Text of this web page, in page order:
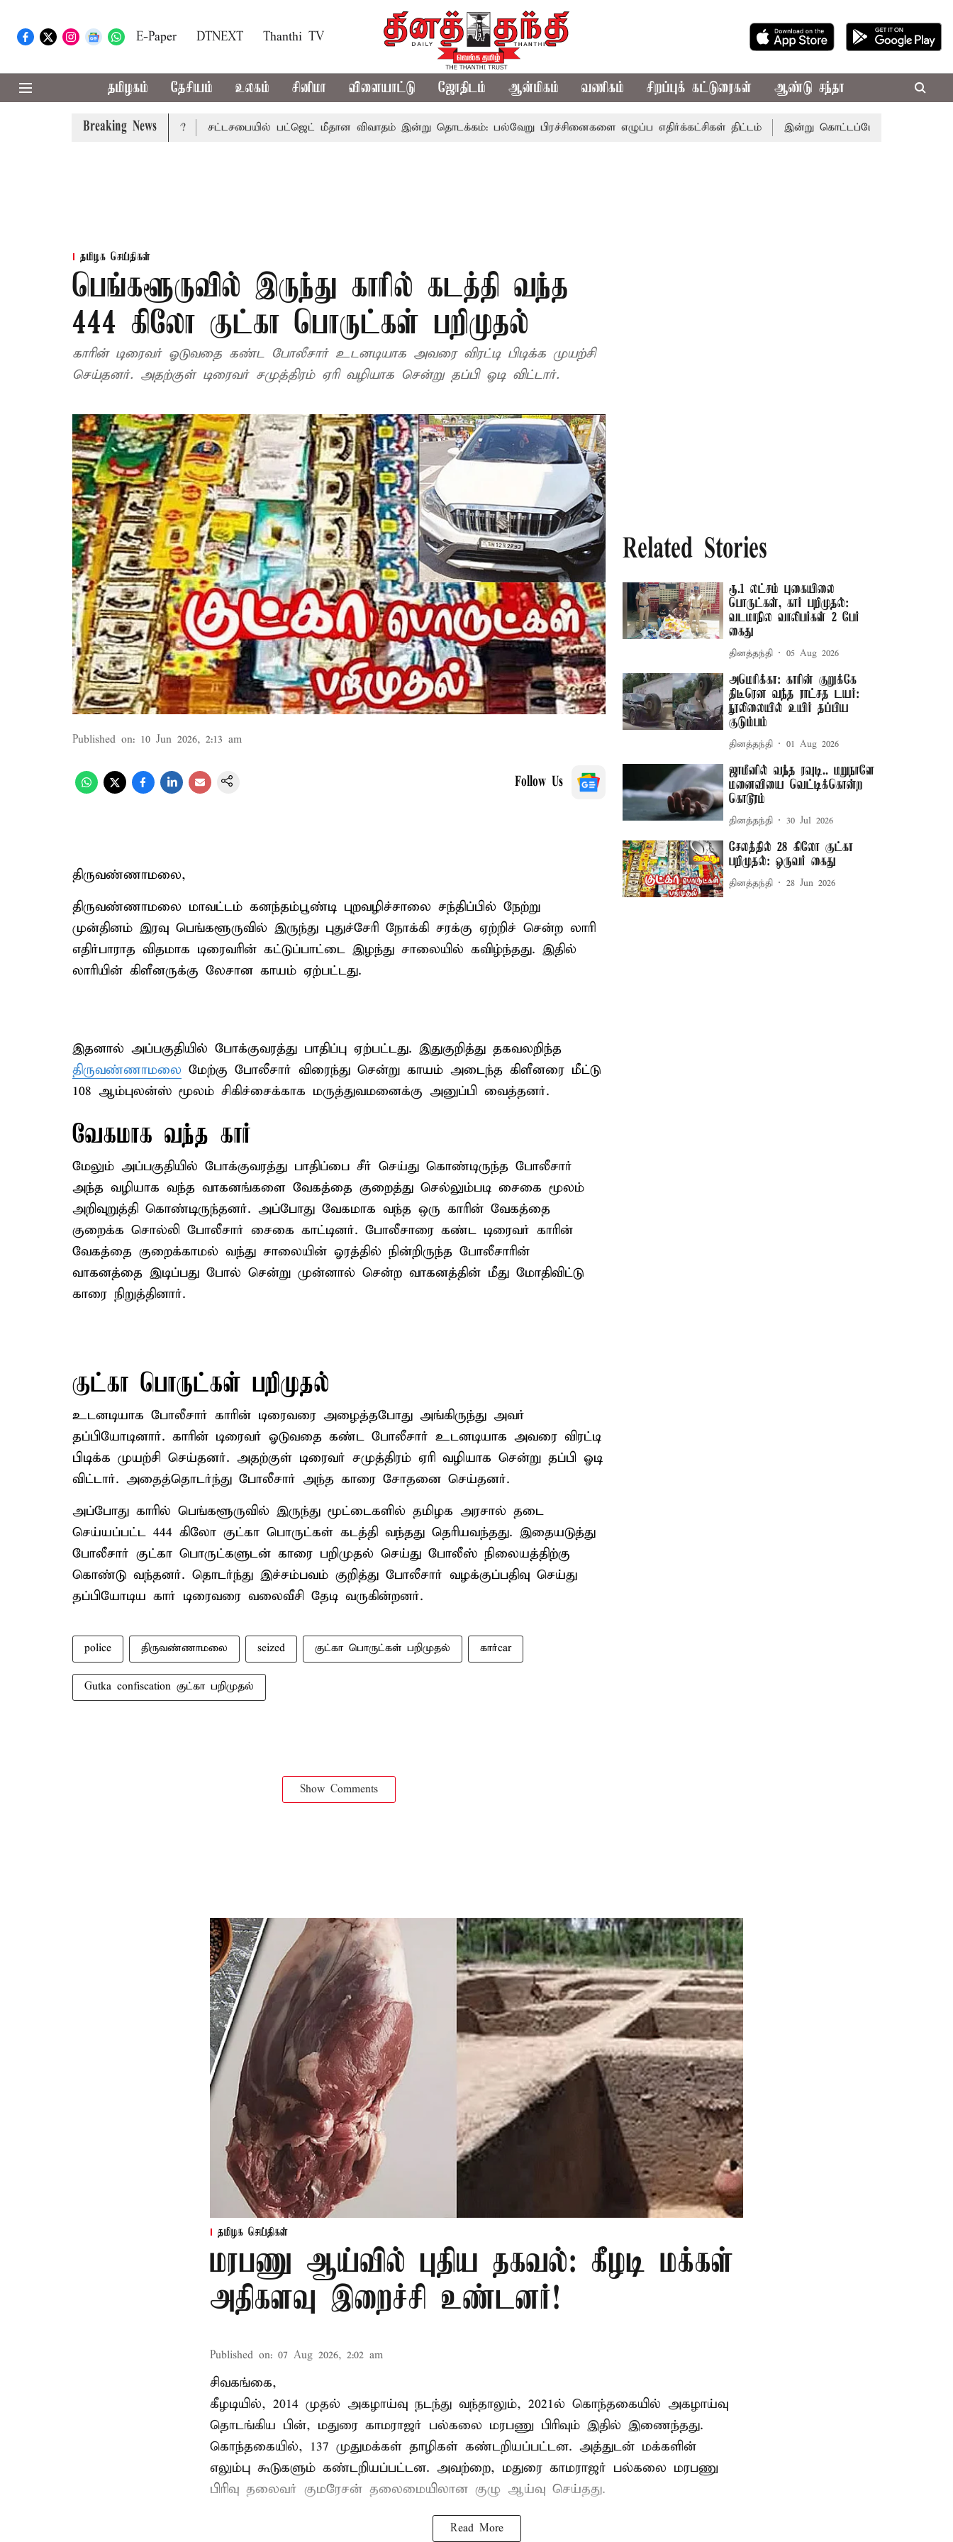
E-Paper DTNEXT Thanthi TV
தமிழகம் தேசியம் உலகம் சினிமா விளையாட்டு ஜோதிடம் ஆன்மிகம் வணிகம் சிறப்புக் கட்டுரைகள் ஆண்டு சந்தா
Breaking News
மாற்றமா?, தடுமாற்றமா? சட்டசபையில் பட்ஜெட் மீதான விவாதம் இன்று தொடக்கம்: பல்வேறு பிரச்சினைகளை எழுப்ப எதிர்க்கட்சிகள் திட்டம் இன்று கொட்டப்போகும் கனமழை.. எந்தெந்த
தமிழக செய்திகள்
பெங்களூருவில் இருந்து காரில் கடத்தி வந்த
444 கிலோ குட்கா பொருட்கள் பறிமுதல்
காரின் டிரைவர் ஓடுவதை கண்ட போலீசார் உடனடியாக அவரை விரட்டி பிடிக்க முயற்சி
செய்தனர். அதற்குள் டிரைவர் சமுத்திரம் ஏரி வழியாக சென்று தப்பி ஓடி விட்டார்.
Published on: 10 Jun 2026, 2:13 am
Follow Us
திருவண்ணாமலை,
திருவண்ணாமலை மாவட்டம் கனந்தம்பூண்டி புறவழிச்சாலை சந்திப்பில் நேற்று
முன்தினம் இரவு பெங்களூருவில் இருந்து புதுச்சேரி நோக்கி சரக்கு ஏற்றிச் சென்ற லாரி
எதிர்பாராத விதமாக டிரைவரின் கட்டுப்பாட்டை இழந்து சாலையில் கவிழ்ந்தது. இதில்
லாரியின் கிளீனருக்கு லேசான காயம் ஏற்பட்டது.
இதனால் அப்பகுதியில் போக்குவரத்து பாதிப்பு ஏற்பட்டது. இதுகுறித்து தகவலறிந்த
திருவண்ணாமலை மேற்கு போலீசார் விரைந்து சென்று காயம் அடைந்த கிளீனரை மீட்டு
108 ஆம்புலன்ஸ் மூலம் சிகிச்சைக்காக மருத்துவமனைக்கு அனுப்பி வைத்தனர்.
வேகமாக வந்த கார்
மேலும் அப்பகுதியில் போக்குவரத்து பாதிப்பை சீர் செய்து கொண்டிருந்த போலீசார்
அந்த வழியாக வந்த வாகனங்களை வேகத்தை குறைத்து செல்லும்படி சைகை மூலம்
அறிவுறுத்தி கொண்டிருந்தனர். அப்போது வேகமாக வந்த ஒரு காரின் வேகத்தை
குறைக்க சொல்லி போலீசார் சைகை காட்டினர். போலீசாரை கண்ட டிரைவர் காரின்
வேகத்தை குறைக்காமல் வந்து சாலையின் ஓரத்தில் நின்றிருந்த போலீசாரின்
வாகனத்தை இடிப்பது போல் சென்று முன்னால் சென்ற வாகனத்தின் மீது மோதிவிட்டு
காரை நிறுத்தினார்.
குட்கா பொருட்கள் பறிமுதல்
உடனடியாக போலீசார் காரின் டிரைவரை அழைத்தபோது அங்கிருந்து அவர்
தப்பியோடினார். காரின் டிரைவர் ஓடுவதை கண்ட போலீசார் உடனடியாக அவரை விரட்டி
பிடிக்க முயற்சி செய்தனர். அதற்குள் டிரைவர் சமுத்திரம் ஏரி வழியாக சென்று தப்பி ஓடி
விட்டார். அதைத்தொடர்ந்து போலீசார் அந்த காரை சோதனை செய்தனர்.
அப்போது காரில் பெங்களூருவில் இருந்து மூட்டைகளில் தமிழக அரசால் தடை
செய்யப்பட்ட 444 கிலோ குட்கா பொருட்கள் கடத்தி வந்தது தெரியவந்தது. இதையடுத்து
போலீசார் குட்கா பொருட்களுடன் காரை பறிமுதல் செய்து போலீஸ் நிலையத்திற்கு
கொண்டு வந்தனர். தொடர்ந்து இச்சம்பவம் குறித்து போலீசார் வழக்குப்பதிவு செய்து
தப்பியோடிய கார் டிரைவரை வலைவீசி தேடி வருகின்றனர்.
police திருவண்ணாமலை seized குட்கா பொருட்கள் பறிமுதல் கார்car
Gutka confiscation குட்கா பறிமுதல்
Show Comments
Related Stories
ரூ.1 லட்சம் புகையிலை
பொருட்கள், கார் பறிமுதல்:
வடமாநில வாலிபர்கள் 2 பேர்
கைது
தினத்தந்தி 05 Aug 2026
அமெரிக்கா: காரின் குறுக்கே
திடீரென வந்த ராட்சத டயர்:
நூலிலையில் உயிர் தப்பிய
குடும்பம்
தினத்தந்தி 01 Aug 2026
ஜாமீனில் வந்த ரவுடி.. மறுநாளே
மனைவியை வெட்டிக்கொன்ற
கொடூரம்
தினத்தந்தி 30 Jul 2026
சேலத்தில் 28 கிலோ குட்கா
பறிமுதல்: ஒருவர் கைது
தினத்தந்தி 28 Jun 2026
தமிழக செய்திகள்
மரபணு ஆய்வில் புதிய தகவல்: கீழடி மக்கள்
அதிகளவு இறைச்சி உண்டனர்!
Published on: 07 Aug 2026, 2:02 am
சிவகங்கை,
கீழடியில், 2014 முதல் அகழாய்வு நடந்து வந்தாலும், 2021ல் கொந்தகையில் அகழாய்வு
தொடங்கிய பின், மதுரை காமராஜர் பல்கலை மரபணு பிரிவும் இதில் இணைந்தது.
கொந்தகையில், 137 முதுமக்கள் தாழிகள் கண்டறியப்பட்டன. அத்துடன் மக்களின்
எலும்பு கூடுகளும் கண்டறியப்பட்டன. அவற்றை, மதுரை காமராஜர் பல்கலை மரபணு
பிரிவு தலைவர் குமரேசன் தலைமையிலான குழு ஆய்வு செய்தது.
Read More